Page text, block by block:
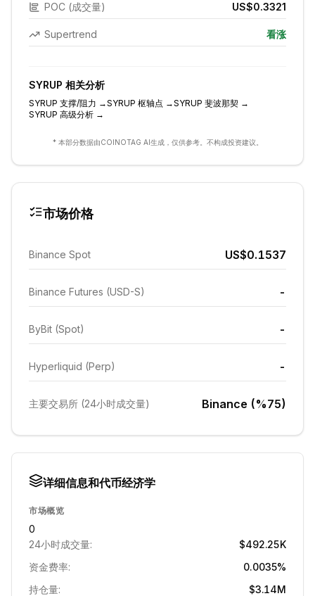
POC (成交量) US$0.3321
Supertrend 看涨
SYRUP 相关分析
SYRUP 支撑/阻力 →SYRUP 枢轴点 →SYRUP 斐波那契 →
SYRUP 高级分析 →
* 本部分数据由COINOTAG AI生成，仅供参考。不构成投资建议。
市场价格
Binance Spot US$0.1537
Binance Futures (USD-S) -
ByBit (Spot) -
Hyperliquid (Perp) -
主要交易所 (24小时成交量) Binance (%75)
详细信息和代币经济学
市场概览
0
24小时成交量:
$492.25K
资金费率:
0.0035%
持仓量:
$3.14M